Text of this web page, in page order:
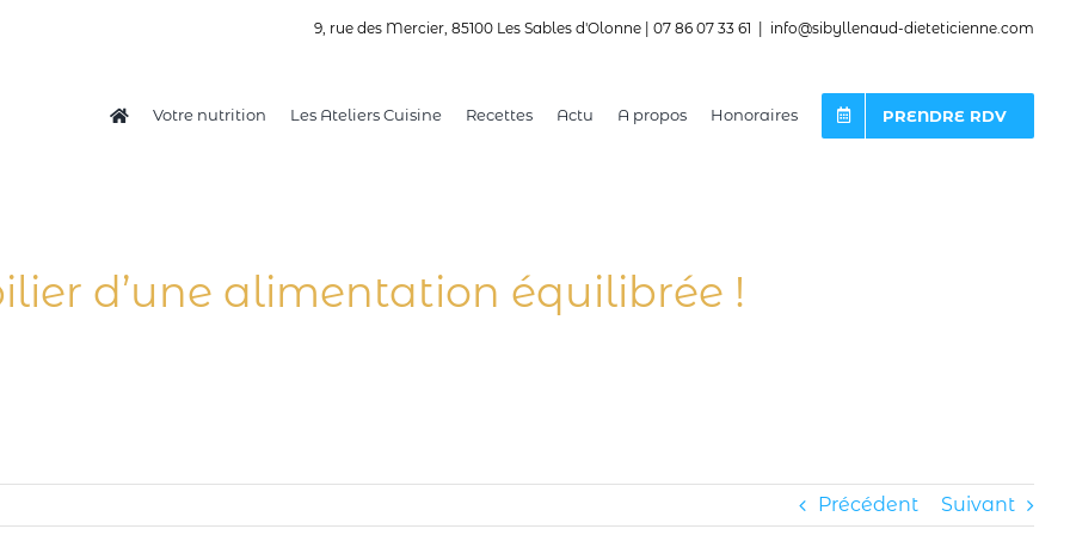
9, rue des Mercier, 85100 Les Sables d'Olonne | 07 86 07 33 61 info@sibyllenaud-dieteticienne.com
Votre nutrition Les Ateliers Cuisine Recettes Actu A propos Honoraires PRENDRE RDV
d’une alimentation équilibrée !
Précédent Suivant